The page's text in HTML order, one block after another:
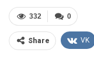
0
332
Share VK